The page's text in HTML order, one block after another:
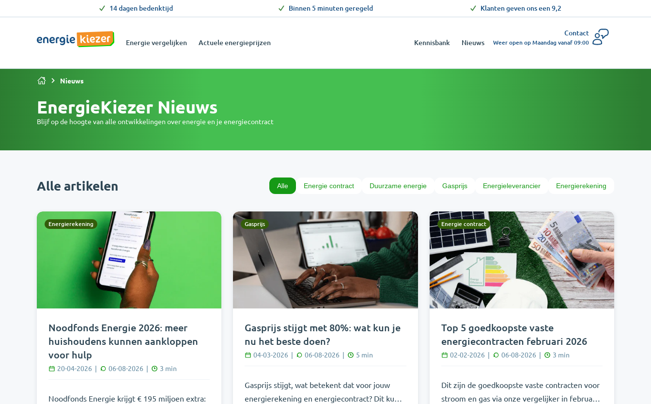
14 dagen bedenktijd Binnen 5 minuten geregeld Klanten geven ons een 9,2
Energie vergelijken Actuele energieprijzen Kennisbank Nieuws
Contact
Weer open op Maandag vanaf 09:00
Nieuws
EnergieKiezer Nieuws
Blijf op de hoogte van alle ontwikkelingen over energie en je energiecontract
Alle artikelen Alle Energie contract Duurzame energie Gasprijs Energieleverancier Energierekening
Energierekening
Noodfonds Energie 2026: meer
huishoudens kunnen aankloppen
voor hulp
20-04-2026 | 06-08-2026 | 3 min
Noodfonds Energie krijgt € 195 miljoen extra:
Gasprijs
Gasprijs stijgt met 80%: wat kun je
nu het beste doen?
04-03-2026 | 06-08-2026 | 5 min
Gasprijs stijgt, wat betekent dat voor jouw
energierekening en energiecontract? Dit kun
Energie contract
Top 5 goedkoopste vaste
energiecontracten februari 2026
02-02-2026 | 06-08-2026 | 3 min
Dit zijn de goedkoopste vaste contracten voor
stroom en gas via onze vergelijker in februari